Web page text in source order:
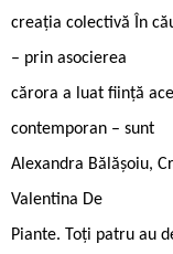
creația colectivă În
– prin asocierea
cărora a luat ființă
contemporan – sunt
Alexandra Bălășoiu,
Valentina De
Piante. Toți patru au